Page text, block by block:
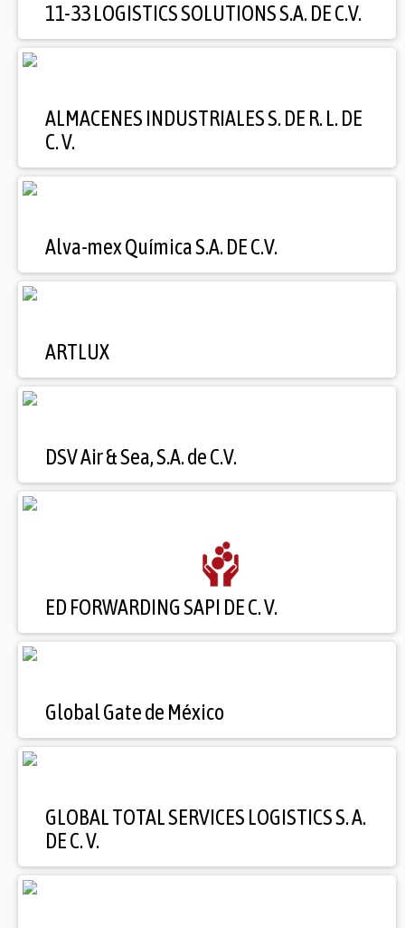
11-33 LOGISTICS SOLUTIONS S.A. DE C.V.
ALMACENES INDUSTRIALES S. DE R. L. DE
C. V.
Alva-mex Química S.A. DE C.V.
ARTLUX
DSV Air & Sea, S.A. de C.V.
ED FORWARDING SAPI DE C. V.
Global Gate de México
GLOBAL TOTAL SERVICES LOGISTICS S. A.
DE C. V.